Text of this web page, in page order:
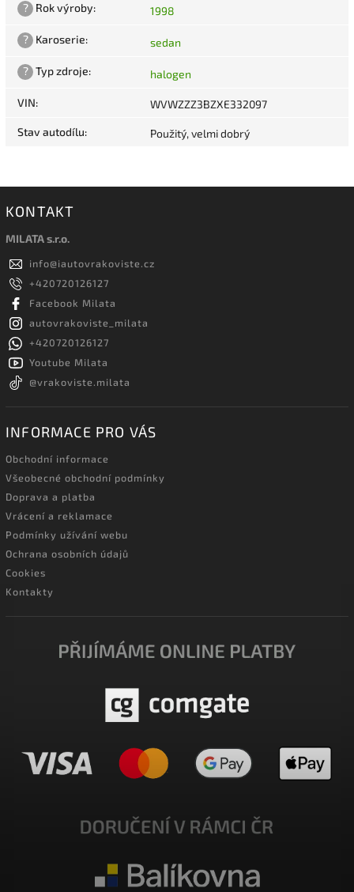
? Rok výroby: 1998
? Karoserie: sedan
? Typ zdroje: halogen
VIN: WVWZZZ3BZXE332097
Stav autodílu: Použitý, velmi dobrý
KONTAKT
MILATA s.r.o.
info@iautovrakoviste.cz
+420720126127
Facebook Milata
autovrakoviste_milata
+420720126127
Youtube Milata
@vrakoviste.milata
INFORMACE PRO VÁS
Obchodní informace
Všeobecné obchodní podmínky
Doprava a platba
Vrácení a reklamace
Podmínky užívání webu
Ochrana osobních údajů
Cookies
Kontakty